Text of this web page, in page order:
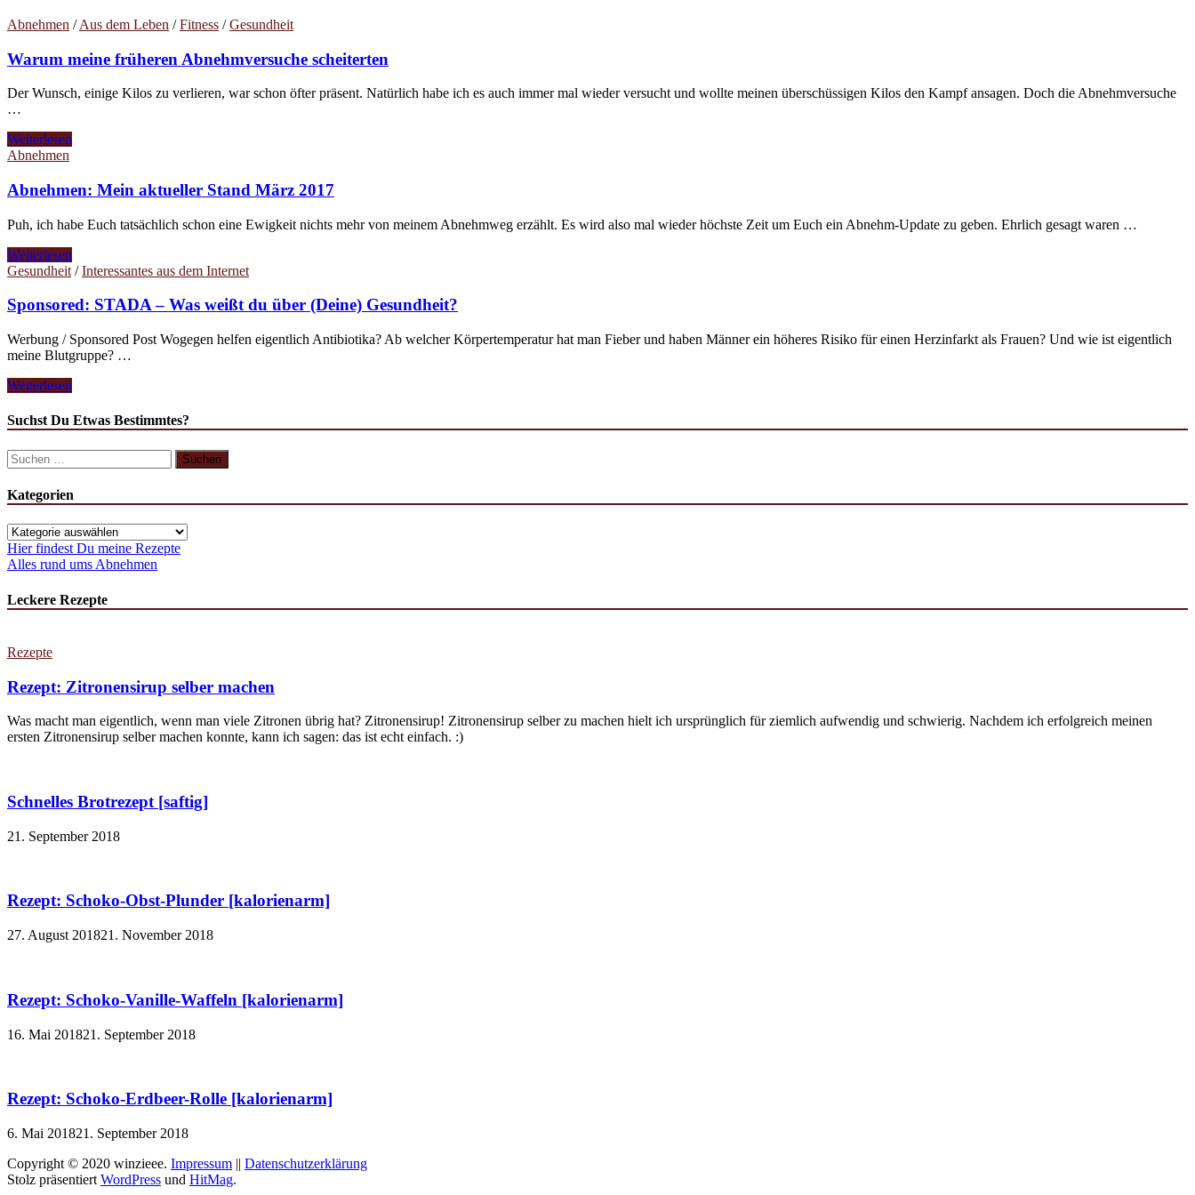
Abnehmen /Aus dem Leben /Fitness /Gesundheit
Warum meine früheren Abnehmversuche scheiterten
Der Wunsch, einige Kilos zu verlieren, war schon öfter präsent. Natürlich habe ich es auch immer mal wieder versucht und wollte meinen überschüssigen Kilos den Kampf ansagen. Doch die Abnehmversuche
…
Warum
meine
Abnehmversuche
scheiterten
Weiterlesen
Abnehmen
Abnehmen: Mein aktueller Stand März 2017
Puh, ich habe Euch tatsächlich schon eine Ewigkeit nichts mehr von meinem Abnehmweg erzählt. Es wird also mal wieder höchste Zeit um Euch ein Abnehm-Update zu geben. Ehrlich gesagt waren …
Abnehmen:
Mein
Stand
März
2017
Weiterlesen
Gesundheit /Interessantes aus dem Internet
Sponsored: STADA – Was weißt du über (Deine) Gesundheit?
Werbung / Sponsored Post Wogegen helfen eigentlich Antibiotika? Ab welcher Körpertemperatur hat man Fieber und haben Männer ein höheres Risiko für einen Herzinfarkt als Frauen? Und wie ist eigentlich
meine Blutgruppe? …
Sponsored:
–
Was
weißt
du
(Deine)
Weiterlesen
Suchst Du Etwas Bestimmtes?
Suchen
nach:
Kategorien
Kategorien
Hier findest Du meine Rezepte
Alles rund ums Abnehmen
Leckere Rezepte
Rezepte
Rezept: Zitronensirup selber machen
Was macht man eigentlich, wenn man viele Zitronen übrig hat? Zitronensirup! Zitronensirup selber zu machen hielt ich ursprünglich für ziemlich aufwendig und schwierig. Nachdem ich erfolgreich meinen
ersten Zitronensirup selber machen konnte, kann ich sagen: das ist echt einfach. :)
Schnelles Brotrezept [saftig]
21. September 2018
Rezept: Schoko-Obst-Plunder [kalorienarm]
27. August 201821. November 2018
Rezept: Schoko-Vanille-Waffeln [kalorienarm]
16. Mai 201821. September 2018
Rezept: Schoko-Erdbeer-Rolle [kalorienarm]
6. Mai 201821. September 2018
Copyright © 2020 winzieee. Impressum || Datenschutzerklärung
Stolz präsentiert WordPress und HitMag.